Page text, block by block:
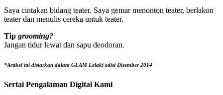
Saya cintakan bidang teater. Saya gemar menonton teater, berlakon
teater dan menulis cereka untuk teater.
Tip grooming?
Jangan tidur lewat dan sapu deodoran.
*Artikel ini disiarkan dalam GLAM Lelaki edisi Disember 2014
Sertai Pengalaman Digital Kami